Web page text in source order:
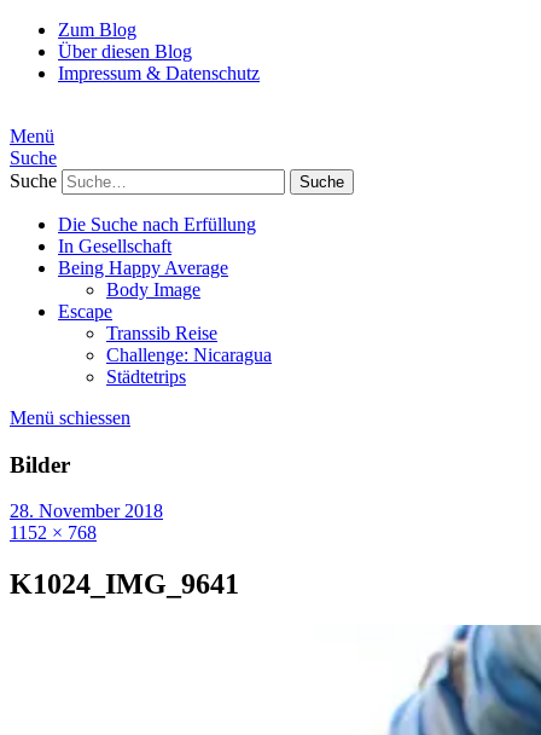
Zum Blog
Über diesen Blog
Impressum & Datenschutz
Menü
Suche
Suche
Die Suche nach Erfüllung
In Gesellschaft
Being Happy Average
Body Image
Escape
Transsib Reise
Challenge: Nicaragua
Städtetrips
Menü schiessen
Bilder
28. November 2018
1152 × 768
K1024_IMG_9641